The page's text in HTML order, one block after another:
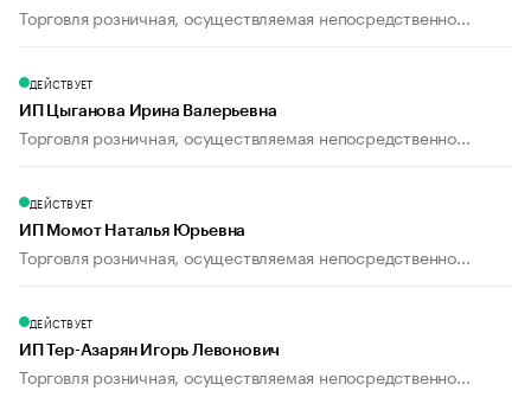
Торговля розничная, осуществляемая непосредственно...
ДЕЙСТВУЕТ
ИП Цыганова Ирина Валерьевна
Торговля розничная, осуществляемая непосредственно...
ДЕЙСТВУЕТ
ИП Момот Наталья Юрьевна
Торговля розничная, осуществляемая непосредственно...
ДЕЙСТВУЕТ
ИП Тер-Азарян Игорь Левонович
Торговля розничная, осуществляемая непосредственно...